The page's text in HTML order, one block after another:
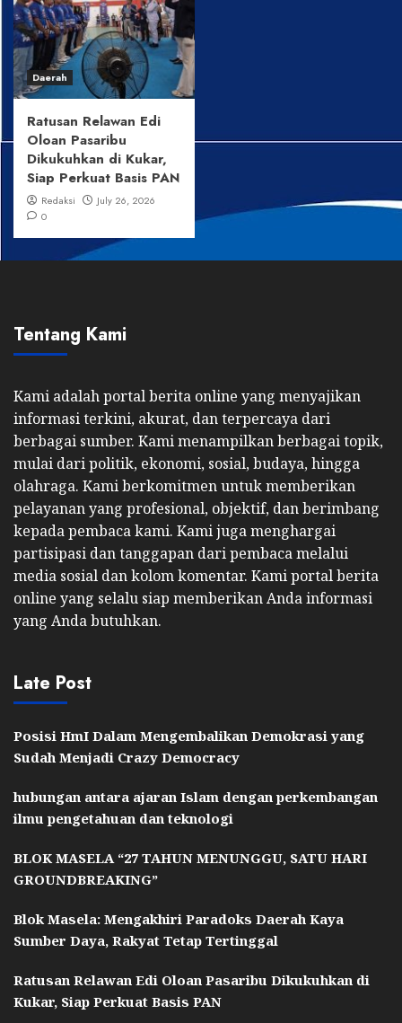
Daerah
Ratusan Relawan Edi
Oloan Pasaribu
Dikukuhkan di Kukar,
Siap Perkuat Basis PAN
Redaksi
July 26, 2026
0
Tentang Kami
Kami adalah portal berita online yang menyajikan
informasi terkini, akurat, dan terpercaya dari
berbagai sumber. Kami menampilkan berbagai topik,
mulai dari politik, ekonomi, sosial, budaya, hingga
olahraga. Kami berkomitmen untuk memberikan
pelayanan yang profesional, objektif, dan berimbang
kepada pembaca kami. Kami juga menghargai
partisipasi dan tanggapan dari pembaca melalui
media sosial dan kolom komentar. Kami portal berita
online yang selalu siap memberikan Anda informasi
yang Anda butuhkan.
Late Post
Posisi HmI Dalam Mengembalikan Demokrasi yang
Sudah Menjadi Crazy Democracy
hubungan antara ajaran Islam dengan perkembangan
ilmu pengetahuan dan teknologi
BLOK MASELA “27 TAHUN MENUNGGU, SATU HARI
GROUNDBREAKING”
Blok Masela: Mengakhiri Paradoks Daerah Kaya
Sumber Daya, Rakyat Tetap Tertinggal
Ratusan Relawan Edi Oloan Pasaribu Dikukuhkan di
Kukar, Siap Perkuat Basis PAN